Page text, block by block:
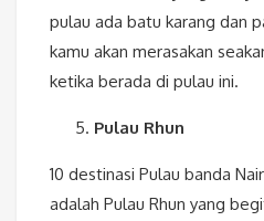
pulau ada batu karang dan
kamu akan merasakan
ketika berada di pulau ini.
Pulau Rhun
10 destinasi Pulau banda
adalah Pulau Rhun yang